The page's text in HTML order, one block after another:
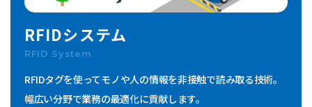
RFIDシステム
RFID System
RFIDタグを使ってモノや人の情報を非接触で読み取る技術。
幅広い分野で業務の最適化に貢献します。